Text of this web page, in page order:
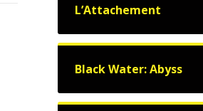
L’Attachement
Black Water: Abyss